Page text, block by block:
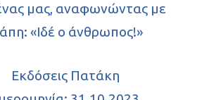
μας, αναφωνώντας με
«Ιδέ ο άνθρωπος!»
Εκδόσεις Πατάκη